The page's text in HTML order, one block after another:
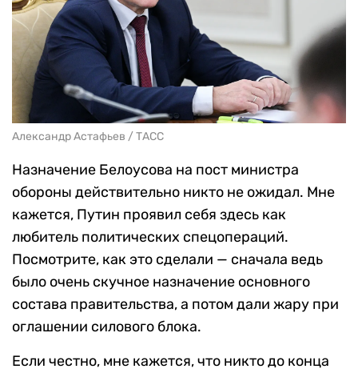
Александр Астафьев / ТАСС
Назначение Белоусова на пост министра
обороны действительно никто не ожидал. Мне
кажется, Путин проявил себя здесь как
любитель политических спецопераций.
Посмотрите, как это сделали — сначала ведь
было очень скучное назначение основного
состава правительства, а потом дали жару при
оглашении силового блока.
Если честно, мне кажется, что никто до конца